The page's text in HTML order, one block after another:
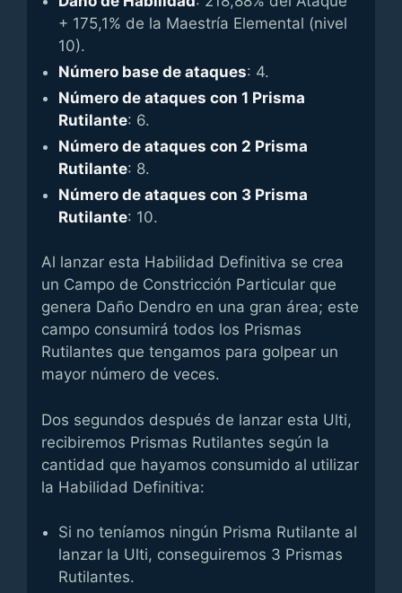
+ 175,1% de la Maestría Elemental (nivel
10).
Número base de ataques: 4.
Número de ataques con 1 Prisma
Rutilante: 6.
Número de ataques con 2 Prisma
Rutilante: 8.
Número de ataques con 3 Prisma
Rutilante: 10.
Al lanzar esta Habilidad Definitiva se crea
un Campo de Constricción Particular que
genera Daño Dendro en una gran área; este
campo consumirá todos los Prismas
Rutilantes que tengamos para golpear un
mayor número de veces.
Dos segundos después de lanzar esta Ulti,
recibiremos Prismas Rutilantes según la
cantidad que hayamos consumido al utilizar
la Habilidad Definitiva:
Si no teníamos ningún Prisma Rutilante al
lanzar la Ulti, conseguiremos 3 Prismas
Rutilantes.